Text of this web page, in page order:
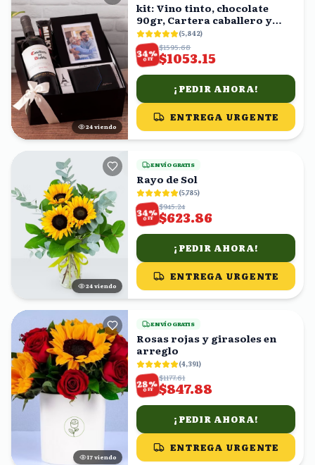
23 viendo
kit: Vino tinto, chocolate
90gr, Cartera caballero y
fotografía en caja
(5,842)
34%
OFF
$1595.68
$1053.15
¡PEDIR AHORA!
ENTREGA URGENTE
25 viendo
ENVÍO GRATIS
Rayo de Sol
(5,785)
34%
OFF
$945.24
$623.86
¡PEDIR AHORA!
ENTREGA URGENTE
18 viendo
ENVÍO GRATIS
Rosas rojas y girasoles en
arreglo
(4,391)
28%
OFF
$1177.61
$847.88
¡PEDIR AHORA!
ENTREGA URGENTE